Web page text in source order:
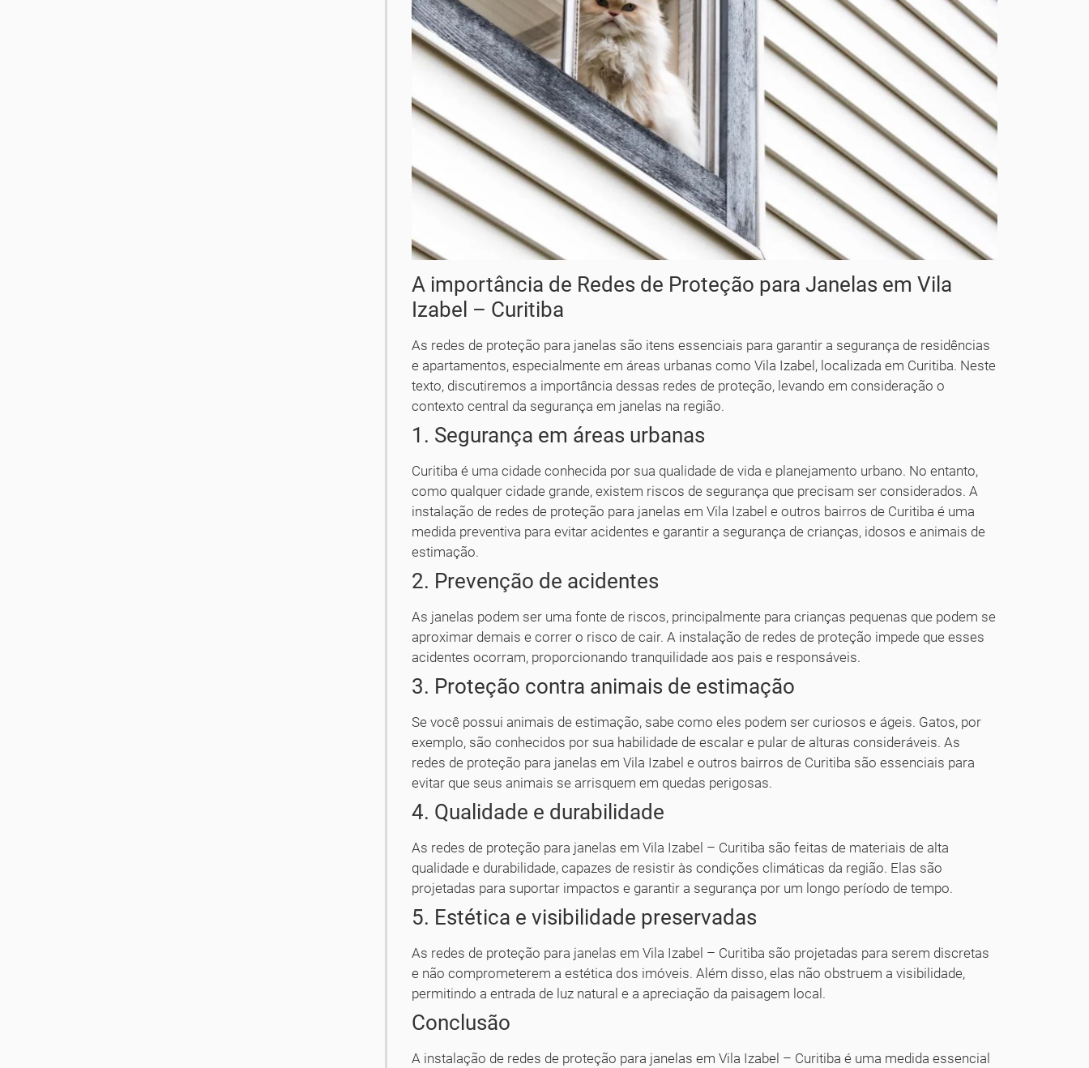
A importância de Redes de Proteção para Janelas em Vila
Izabel – Curitiba
As redes de proteção para janelas são itens essenciais para garantir a segurança de residências
e apartamentos, especialmente em áreas urbanas como Vila Izabel, localizada em Curitiba. Neste
texto, discutiremos a importância dessas redes de proteção, levando em consideração o
contexto central da segurança em janelas na região.
1. Segurança em áreas urbanas
Curitiba é uma cidade conhecida por sua qualidade de vida e planejamento urbano. No entanto,
como qualquer cidade grande, existem riscos de segurança que precisam ser considerados. A
instalação de redes de proteção para janelas em Vila Izabel e outros bairros de Curitiba é uma
medida preventiva para evitar acidentes e garantir a segurança de crianças, idosos e animais de
estimação.
2. Prevenção de acidentes
As janelas podem ser uma fonte de riscos, principalmente para crianças pequenas que podem se
aproximar demais e correr o risco de cair. A instalação de redes de proteção impede que esses
acidentes ocorram, proporcionando tranquilidade aos pais e responsáveis.
3. Proteção contra animais de estimação
Se você possui animais de estimação, sabe como eles podem ser curiosos e ágeis. Gatos, por
exemplo, são conhecidos por sua habilidade de escalar e pular de alturas consideráveis. As
redes de proteção para janelas em Vila Izabel e outros bairros de Curitiba são essenciais para
evitar que seus animais se arrisquem em quedas perigosas.
4. Qualidade e durabilidade
As redes de proteção para janelas em Vila Izabel – Curitiba são feitas de materiais de alta
qualidade e durabilidade, capazes de resistir às condições climáticas da região. Elas são
projetadas para suportar impactos e garantir a segurança por um longo período de tempo.
5. Estética e visibilidade preservadas
As redes de proteção para janelas em Vila Izabel – Curitiba são projetadas para serem discretas
e não comprometerem a estética dos imóveis. Além disso, elas não obstruem a visibilidade,
permitindo a entrada de luz natural e a apreciação da paisagem local.
Conclusão
A instalação de redes de proteção para janelas em Vila Izabel – Curitiba é uma medida essencial